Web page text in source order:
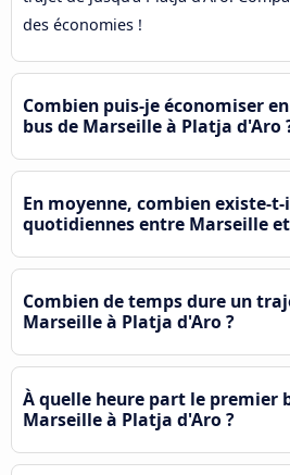
des économies !
Combien puis-je économiser
bus de Marseille à Platja d'Aro
En moyenne, combien existe-
quotidiennes entre Marseille
Combien de temps dure un
Marseille à Platja d'Aro ?
À quelle heure part le premier
Marseille à Platja d'Aro ?